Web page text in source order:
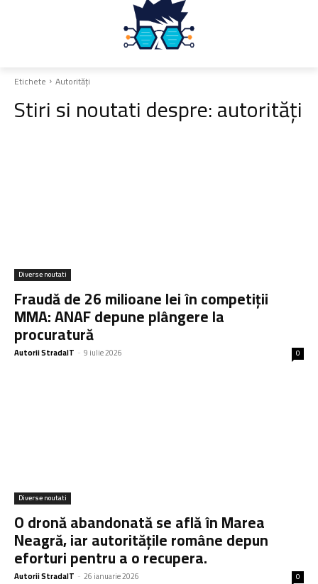
Etichete Autorități
Stiri si noutati despre:autorități
Diverse noutati
Fraudă de 26 milioane lei în competiții
MMA: ANAF depune plângere la
procuratură
Autorii StradaIT - 9 iulie 2026 0
Diverse noutati
O dronă abandonată se află în Marea
Neagră, iar autoritățile române depun
eforturi pentru a o recupera.
Autorii StradaIT - 26 ianuarie 2026 0